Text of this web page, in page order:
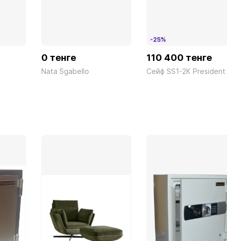
PR13Blu
PR16Cioccolato
0 тенге
Nata Sgabello
-25%
110 400 тенге